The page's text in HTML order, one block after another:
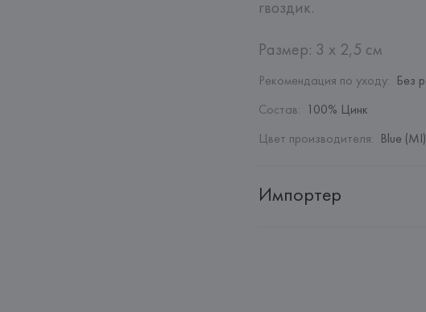
гвоздик.
Размер: 3 x 2,5 см
Рекомендация по уходу: Без
Состав: 100% Цинк
Цвет производителя: Blue (MI)
Импортер